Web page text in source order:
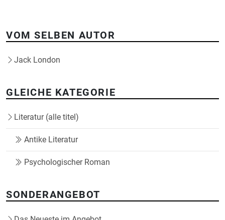
VOM SELBEN AUTOR
Jack London
GLEICHE KATEGORIE
Literatur (alle titel)
Antike Literatur
Psychologischer Roman
SONDERANGEBOT